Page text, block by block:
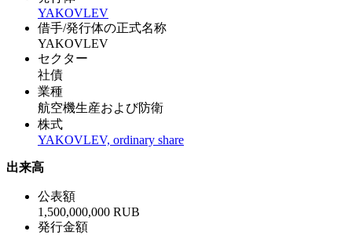
YAKOVLEV
借手/発行体の正式名称
YAKOVLEV
セクター
社債
業種
航空機生産および防衛
株式
YAKOVLEV, ordinary share
出来高
公表額
1,500,000,000 RUB
発行金額